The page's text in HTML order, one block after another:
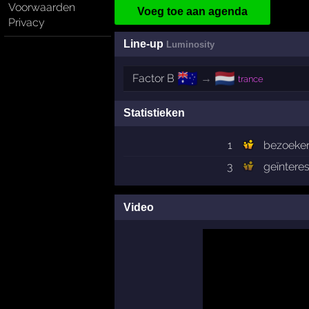
Voorwaarden
Privacy
Voeg toe aan agenda
Line-up Luminosity
Factor B 🇦🇺 → 🇳🇱 trance
Statistieken
1
bezoeker
3
Video